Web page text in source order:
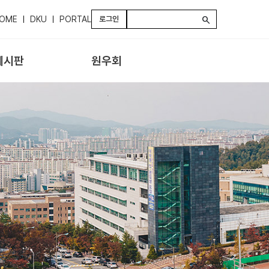
DKU PORTAL 로그인 search
시판 원우회